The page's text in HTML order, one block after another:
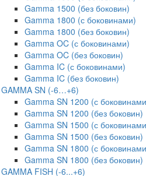
Gamma 1500 (без боковин)
Gamma 1800 (с боковинами)
Gamma 1800 (без боковин)
Gamma OC (с боковинами)
Gamma OC (без боковин)
Gamma IC (с боковинами)
Gamma IC (без боковин)
GAMMA SN (-6…+6)
Gamma SN 1200 (с
Gamma SN 1200 (без боковин)
Gamma SN 1500 (с
Gamma SN 1500 (без боковин)
Gamma SN 1800 (с
Gamma SN 1800 (без боковин)
GAMMA FISH (-6...+6)